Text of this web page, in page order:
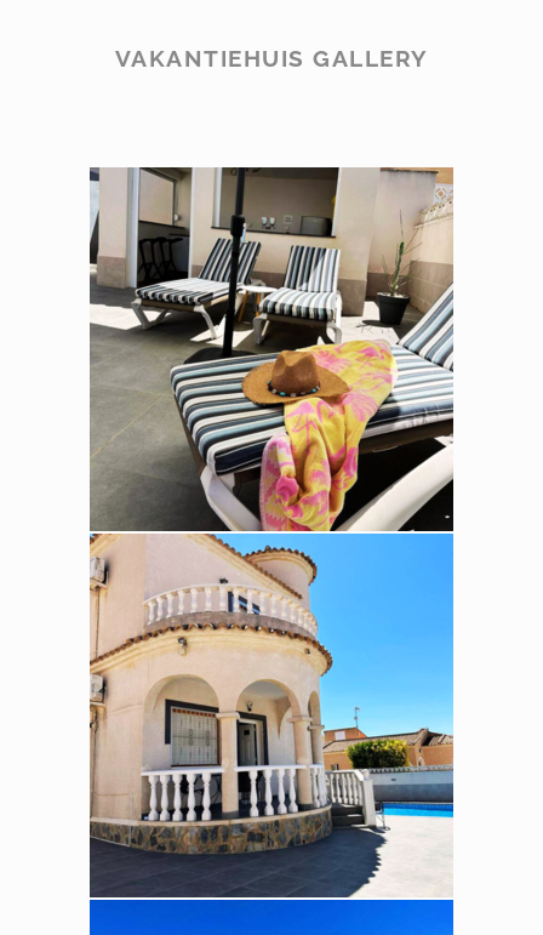
VAKANTIEHUIS GALLERY